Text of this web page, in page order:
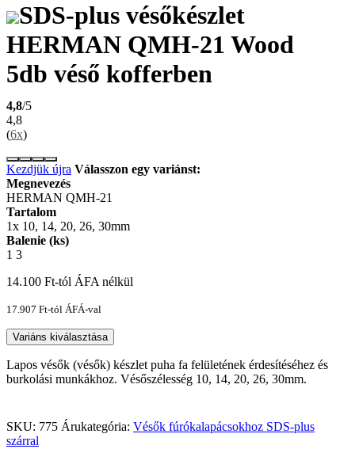
SDS-plus vésőkészlet
HERMAN QMH-21 Wood
5db véső kofferben
4,8/5
4,8
(6x)
Kezdjük újra Válasszon egy variánst:
Megnevezés
HERMAN QMH-21
Tartalom
1x 10, 14, 20, 26, 30mm
Balenie (ks)
1 3
14.100 Ft-tól ÁFA nélkül
17.907 Ft-tól ÁFÁ-val
Variáns kiválasztása
Lapos vésők (vésők) készlet puha fa felületének érdesítéséhez és
burkolási munkákhoz. Vésőszélesség 10, 14, 20, 26, 30mm.
SKU: 775 Árukategória: Vésők fúrókalapácsokhoz SDS-plus
szárral